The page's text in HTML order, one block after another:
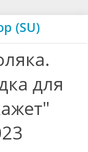
(SU)
для